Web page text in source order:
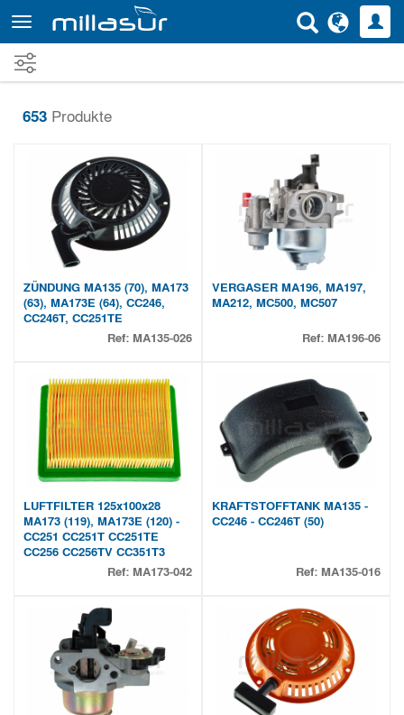
zum
Inhalt
653 Produkte
ZÜNDUNG MA135 (70), MA173
(63), MA173E (64), CC246,
CC246T, CC251TE
Ref: MA135-026
VERGASER MA196, MA197,
MA212, MC500, MC507
Ref: MA196-06
LUFTFILTER 125x100x28
MA173 (119), MA173E (120) -
CC251 CC251T CC251TE
CC256 CC256TV CC351T3
Ref: MA173-042
KRAFTSTOFFTANK MA135 -
CC246 - CC246T (50)
Ref: MA135-016